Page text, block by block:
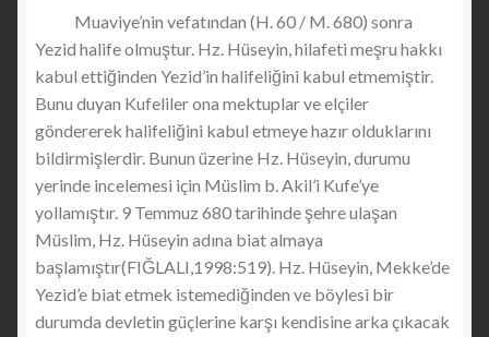
Muaviye’nin vefatından (H. 60 / M. 680) sonra
Yezid halife olmuştur. Hz. Hüseyin, hilafeti meşru hakkı
kabul ettiğinden Yezid’in halifeliğini kabul etmemiştir.
Bunu duyan Kufeliler ona mektuplar ve elçiler
göndererek halifeliğini kabul etmeye hazır olduklarını
bildirmişlerdir. Bunun üzerine Hz. Hüseyin, durumu
yerinde incelemesi için Müslim b. Akil’i Kufe’ye
yollamıştır. 9 Temmuz 680 tarihinde şehre ulaşan
Müslim, Hz. Hüseyin adına biat almaya
başlamıştır(FIĞLALI,1998:519). Hz. Hüseyin, Mekke’de
Yezid’e biat etmek istemediğinden ve böylesi bir
durumda devletin güçlerine karşı kendisine arka çıkacak